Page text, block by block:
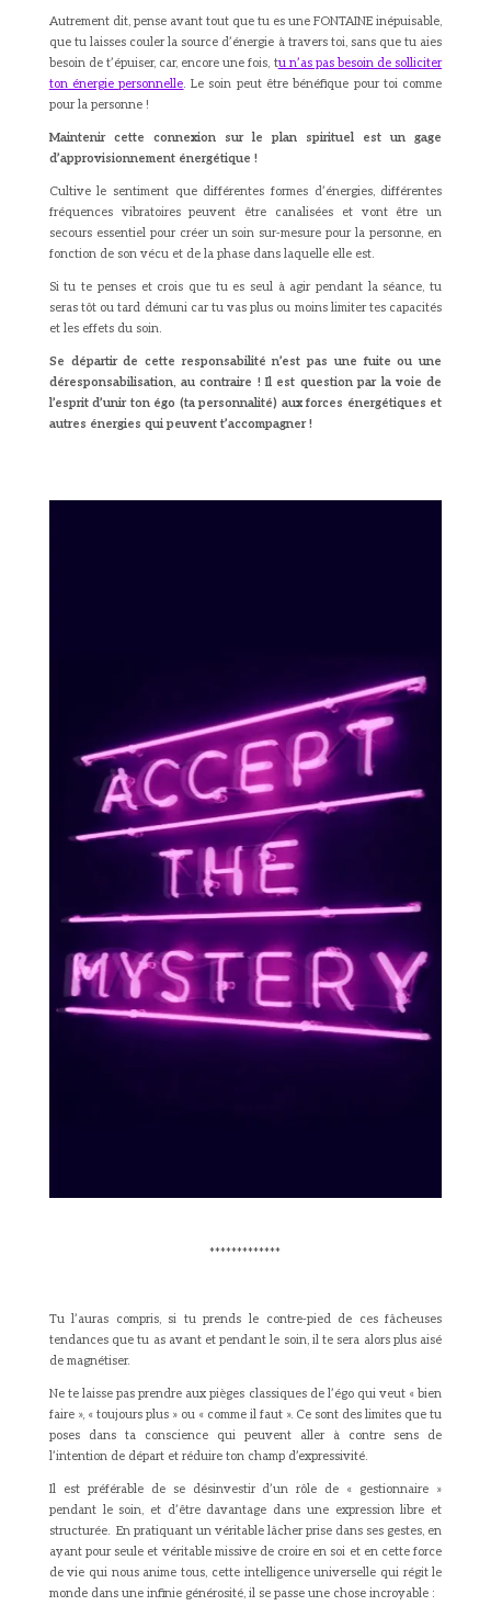
Autrement dit, pense avant tout que tu es une FONTAINE inépuisable,
que tu laisses couler la source d’énergie à travers toi, sans que tu aies
besoin de t’épuiser, car, encore une fois, tu n’as pas besoin de solliciter
ton énergie personnelle. Le soin peut être bénéfique pour toi comme
pour la personne !
Maintenir cette connexion sur le plan spirituel est un gage
d’approvisionnement énergétique !
Cultive le sentiment que différentes formes d’énergies, différentes
fréquences vibratoires peuvent être canalisées et vont être un
secours essentiel pour créer un soin sur-mesure pour la personne, en
fonction de son vécu et de la phase dans laquelle elle est.
Si tu te penses et crois que tu es seul à agir pendant la séance, tu
seras tôt ou tard démuni car tu vas plus ou moins limiter tes capacités
et les effets du soin.
Se départir de cette responsabilité n’est pas une fuite ou une
déresponsabilisation, au contraire ! Il est question par la voie de
l’esprit d’unir ton égo (ta personnalité) aux forces énergétiques et
autres énergies qui peuvent t’accompagner !
*************
Tu l’auras compris, si tu prends le contre-pied de ces fâcheuses
tendances que tu as avant et pendant le soin, il te sera alors plus aisé
de magnétiser.
Ne te laisse pas prendre aux pièges classiques de l’égo qui veut « bien
faire », « toujours plus » ou « comme il faut ». Ce sont des limites que tu
poses dans ta conscience qui peuvent aller à contre sens de
l’intention de départ et réduire ton champ d’expressivité.
Il est préférable de se désinvestir d’un rôle de « gestionnaire »
pendant le soin, et d’être davantage dans une expression libre et
structurée. En pratiquant un véritable lâcher prise dans ses gestes, en
ayant pour seule et véritable missive de croire en soi et en cette force
de vie qui nous anime tous, cette intelligence universelle qui régit le
monde dans une infinie générosité, il se passe une chose incroyable :